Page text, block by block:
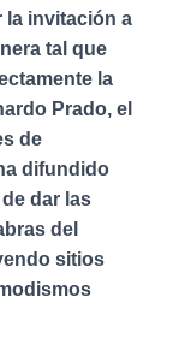
la invitación a
tal que
la
Prado, el
de
difundido
dar las
del
sitios